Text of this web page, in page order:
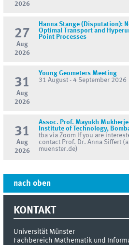
2026
27
Aug
2026
Hanna Stange (Disputation):
Optimal Transport and
Point Processes
31
Aug
2026
Young Geometers Meeting
31 August - 4 September 2026
31
Aug
2026
Assoc. Prof. Mayukh
Institute of Technology,
tba via Zoom If you are
contact Prof. Dr. Anna Siffert
muenster.de)
nach oben
KONTAKT
Universität Münster
Fachbereich Mathematik und